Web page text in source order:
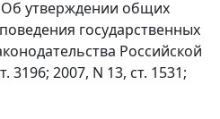
"Об утверждении общих
государственных
Российской
3196; 2007, N 13, ст. 1531;